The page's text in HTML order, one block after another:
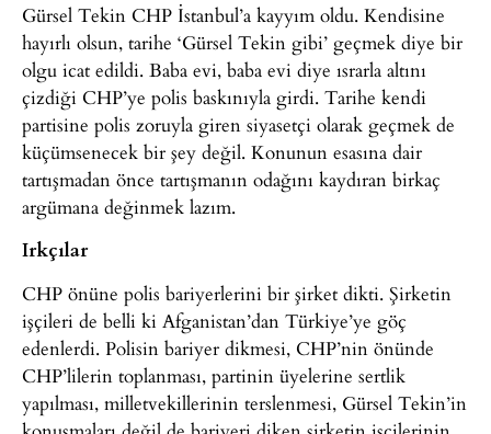
Gürsel Tekin CHP İstanbul’a kayyım oldu. Kendisine
hayırlı olsun, tarihe ‘Gürsel Tekin gibi’ geçmek diye bir
olgu icat edildi. Baba evi, baba evi diye ısrarla altını
çizdiği CHP’ye polis baskınıyla girdi. Tarihe kendi
partisine polis zoruyla giren siyasetçi olarak geçmek de
küçümsenecek bir şey değil. Konunun esasına dair
tartışmadan önce tartışmanın odağını kaydıran birkaç
argümana değinmek lazım.
Irkçılar
CHP önüne polis bariyerlerini bir şirket dikti. Şirketin
işçileri de belli ki Afganistan’dan Türkiye’ye göç
edenlerdi. Polisin bariyer dikmesi, CHP’nin önünde
CHP’lilerin toplanması, partinin üyelerine sertlik
yapılması, milletvekillerinin terslenmesi, Gürsel Tekin’in